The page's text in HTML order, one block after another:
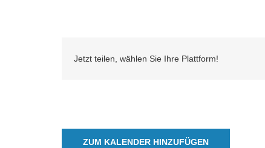
Jetzt teilen, wählen Sie Ihre Plattform!
ZUM KALENDER HINZUFÜGEN